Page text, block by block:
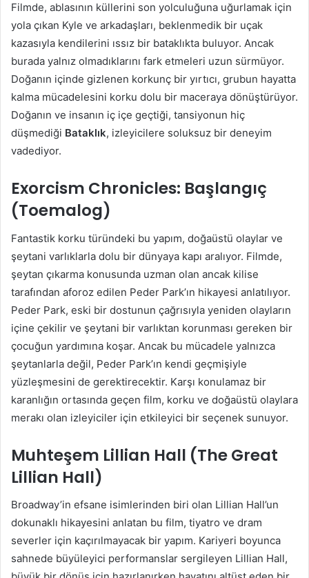
Filmde, ablasının küllerini son yolculuğuna uğurlamak için
yola çıkan Kyle ve arkadaşları, beklenmedik bir uçak
kazasıyla kendilerini ıssız bir bataklıkta buluyor. Ancak
burada yalnız olmadıklarını fark etmeleri uzun sürmüyor.
Doğanın içinde gizlenen korkunç bir yırtıcı, grubun hayatta
kalma mücadelesini korku dolu bir maceraya dönüştürüyor.
Doğanın ve insanın iç içe geçtiği, tansiyonun hiç
düşmediği Bataklık, izleyicilere soluksuz bir deneyim
vadediyor.
Exorcism Chronicles: Başlangıç
(Toemalog)
Fantastik korku türündeki bu yapım, doğaüstü olaylar ve
şeytani varlıklarla dolu bir dünyaya kapı aralıyor. Filmde,
şeytan çıkarma konusunda uzman olan ancak kilise
tarafından aforoz edilen Peder Park’ın hikayesi anlatılıyor.
Peder Park, eski bir dostunun çağrısıyla yeniden olayların
içine çekilir ve şeytani bir varlıktan korunması gereken bir
çocuğun yardımına koşar. Ancak bu mücadele yalnızca
şeytanlarla değil, Peder Park’ın kendi geçmişiyle
yüzleşmesini de gerektirecektir. Karşı konulamaz bir
karanlığın ortasında geçen film, korku ve doğaüstü olaylara
merakı olan izleyiciler için etkileyici bir seçenek sunuyor.
Muhteşem Lillian Hall (The Great
Lillian Hall)
Broadway’in efsane isimlerinden biri olan Lillian Hall’un
dokunaklı hikayesini anlatan bu film, tiyatro ve dram
severler için kaçırılmayacak bir yapım. Kariyeri boyunca
sahnede büyüleyici performanslar sergileyen Lillian Hall,